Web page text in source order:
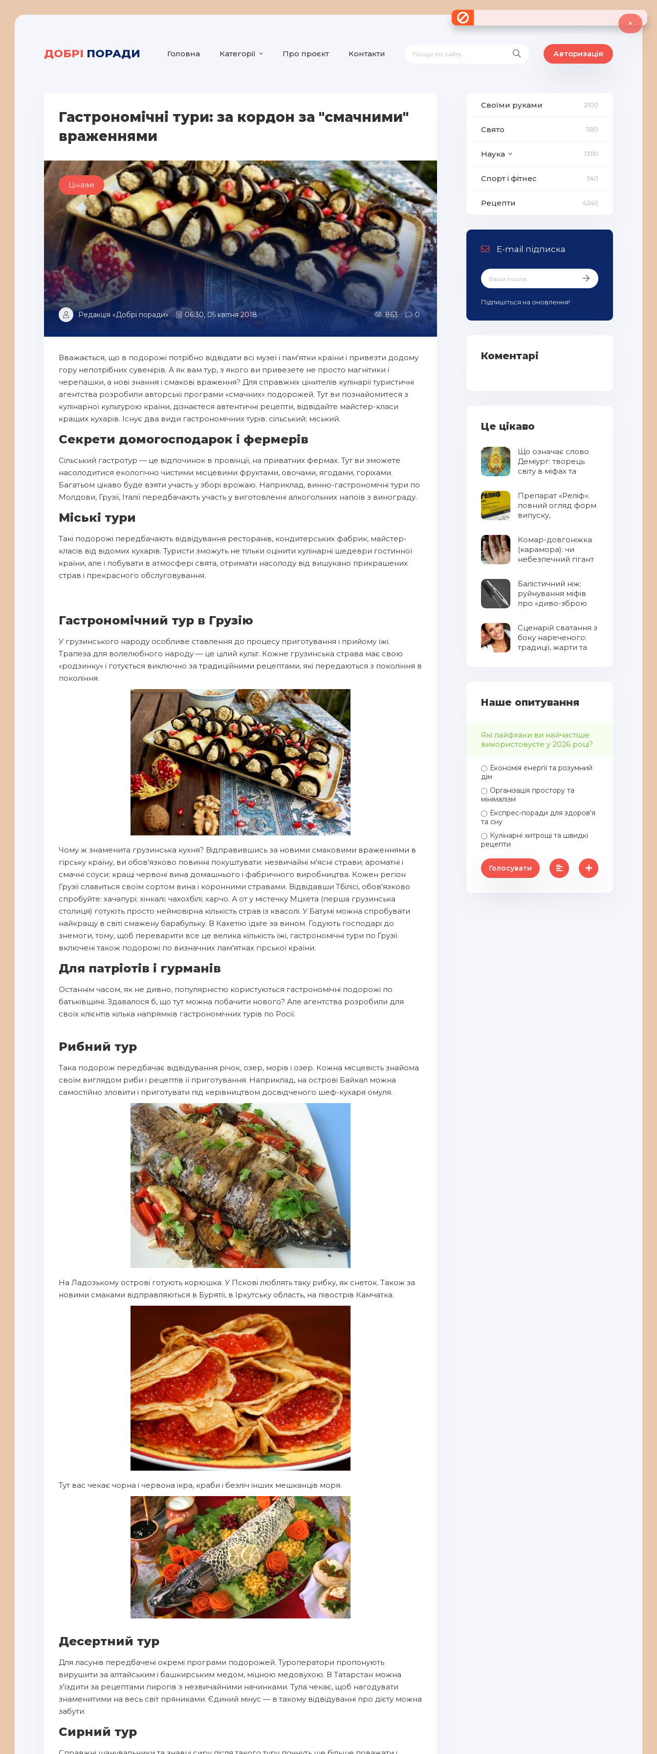
ДОБРІ ПОРАДИ Головна Категорії Про проєкт Контакти Авторизація
Гастрономічні тури: за кордон за "смачними"
враженнями
Цікаве
Редакція «Добрі поради» 06:30, 05 квітня 2018 863 0
Вважається, що в подорожі потрібно відвідати всі музеї і пам'ятки країни і привезти додому
гору непотрібних сувенірів. А як вам тур, з якого ви привезете не просто магнітики і
черепашки, а нові знання і смакові враження? Для справжніх цінителів кулінарії туристичні
агентства розробили авторські програми «смачних» подорожей. Тут ви познайомитеся з
кулінарної культурою країни, дізнаєтеся автентичні рецепти, відвідайте майстер-класи
кращих кухарів. Існує два види гастрономічних турів: сільський; міський.
Секрети домогосподарок і фермерів
Сільський гастротур — це відпочинок в провінції, на приватних фермах. Тут ви зможете
насолодитися екологічно чистими місцевими фруктами, овочами, ягодами, горіхами.
Багатьом цікаво буде взяти участь у зборі врожаю. Наприклад, винно-гастрономічні тури по
Молдови, Грузії, Італії передбачають участь у виготовленні алкогольних напоїв з винограду.
Міські тури
Такі подорожі передбачають відвідування ресторанів, кондитерських фабрик, майстер-
класів від відомих кухарів. Туристи зможуть не тільки оцінити кулінарні шедеври гостинної
країни, але і побувати в атмосфері свята, отримати насолоду від вишукано прикрашених
страв і прекрасного обслуговування.
Гастрономічний тур в Грузію
У грузинського народу особливе ставлення до процесу приготування і прийому їжі.
Трапеза для волелюбного народу — це цілий культ. Кожне грузинська страва має свою
«родзинку» і готується виключно за традиційними рецептами, які передаються з покоління в
покоління.
Чому ж знаменита грузинська кухня? Відправившись за новими смаковими враженнями в
гірську країну, ви обов'язково повинні покуштувати: незвичайні м'ясні страви; ароматні і
смачні соуси; кращі червоні вина домашнього і фабричного виробництва. Кожен регіон
Грузії славиться своїм сортом вина і коронними стравами. Відвідавши Тбілісі, обов'язково
спробуйте: хачапурі; хінкалі; чахохбілі; харчо. А от у містечку Мцхета (перша грузинська
столиця) готують просто неймовірна кількість страв із квасолі. У Батумі можна спробувати
найкращу в світі смажену барабульку. В Кахетію їдьте за вином. Годують господарі до
знемоги, тому, щоб переварити все це велика кількість їжі, гастрономічні тури по Грузії
включені також подорожі по визначних пам'ятках гірської країни.
Для патріотів і гурманів
Останнім часом, як не дивно, популярністю користуються гастрономічні подорожі по
батьківщині. Здавалося б, що тут можна побачити нового? Але агентства розробили для
своїх клієнтів кілька напрямків гастрономічних турів по Росії.
Рибний тур
Така подорож передбачає відвідування річок, озер, морів і озер. Кожна місцевість знайома
своїм виглядом риби і рецептів її приготування. Наприклад, на острові Байкал можна
самостійно зловити і приготувати під керівництвом досвідченого шеф-кухаря омуля.
На Ладозькому острові готують корюшка. У Пскові люблять таку рибку, як снеток. Також за
новими смаками відправляються в Бурятії, в Іркутську область, на півострів Камчатка.
Тут вас чекає чорна і червона ікра, краби і безліч інших мешканців моря.
Десертний тур
Для ласунів передбачені окремі програми подорожей. Туроператори пропонують
вирушити за алтайським і башкирським медом, міцною медовухою. В Татарстан можна
з'їздити за рецептами пирогів з незвичайними начинками. Тула чекає, щоб нагодувати
знаменитими на весь світ пряниками. Єдиний мінус — в такому відвідуванні про дієту можна
забути.
Сирний тур
Своїми руками 2100
Свято 380
Наука 13110
Спорт і фітнес 540
Рецепти 4240
E-mail підписка
Підпишіться на оновлення!
Коментарі
Це цікаво
Що означає слово
Деміург: творець
світу в міфах та
Препарат «Реліф»:
повний огляд форм
випуску,
правил
застосування
Комар-довгоніжка
(карамора): чи
небезпечний гігант
Балістичний ніж:
руйнування міфів
про «диво-зброю
Сценарій сватання з
боку нареченого:
традиції, жарти та
Наше опитування
Які лайфхаки ви найчастіше
використовуєте у 2026 році?
Економія енергії та розумний
дім
Організація простору та
мінімалізм
Експрес-поради для здоров'я
та сну
Кулінарні хитрощі та швидкі
рецепти
Голосувати
×